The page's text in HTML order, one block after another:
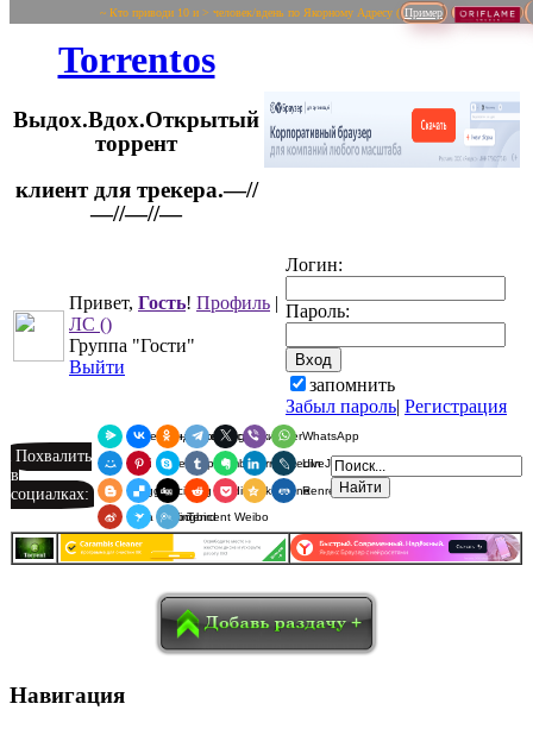
~ Кто приводи 10 и > человек/вдень по Якорному Адресу ( Пример
Torrentos
Выдох.Вдох.Открытый
торрент
Привет, Гость! Профиль |
ЛС ()
Группа "Гости"
Выйти
Логин:
Пароль:
запомнить
Забыл пароль| Регистрация
Похвалить
в
социалках:
Я.Мессенджер
ВКонтакте
Одноклассники
Telegram
X ViberWhatsApp
Мой МирPinterest
SkypeTumblrEvernoteLinkedInLiveJournal
BloggerDelicious
Digg redditPocketQzoneRenren
Sina Weibo
SurfingbirdTencent Weibo
Навигация